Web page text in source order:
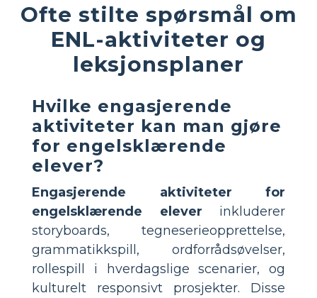
Ofte stilte spørsmål om
ENL-aktiviteter og
leksjonsplaner
Hvilke engasjerende
aktiviteter kan man gjøre
for engelsklærende
elever?
Engasjerende aktiviteter for
engelsklærende elever inkluderer
storyboards, tegneserieopprettelse,
grammatikkspill, ordforrådsøvelser,
rollespill i hverdagslige scenarier, og
kulturelt responsivt prosjekter. Disse